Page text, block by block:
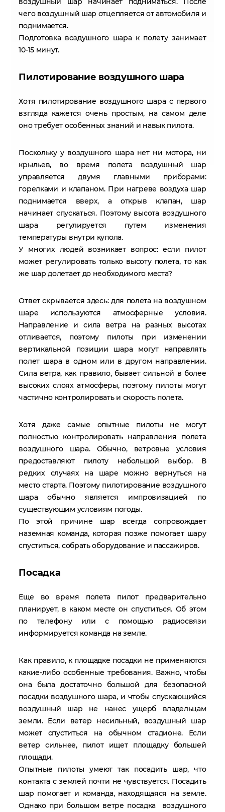
чего воздушный шар отцепляется от автомобиля и
поднимается.
Подготовка воздушного шара к полету занимает
10-15 минут.
Пилотирование воздушного шара
Хотя пилотирование воздушного шара с первого
взгляда кажется очень простым, на самом деле
оно требует особенных знаний и навык пилота.
Поскольку у воздушного шара нет ни мотора, ни
крыльев, во время полета воздушный шар
управляется двумя главными приборами:
горелками и клапаном. При нагреве воздуха шар
поднимается вверх, а открыв клапан, шар
начинает спускаться. Поэтому высота воздушного
шара регулируется путем изменения
температуры внутри купола.
У многих людей возникает вопрос: если пилот
может регулировать только высоту полета, то как
же шар долетает до необходимого места?
Ответ скрывается здесь: для полета на воздушном
шаре используются атмосферные условия.
Направление и сила ветра на разных высотах
отливается, поэтому пилоты при изменении
вертикальной позиции шара могут направлять
полет шара в одном или в другом направлении.
Сила ветра, как правило, бывает сильной в более
высоких слоях атмосферы, поэтому пилоты могут
частично контролировать и скорость полета.
Хотя даже самые опытные пилоты не могут
полностью контролировать направления полета
воздушного шара. Обычно, ветровые условия
предоставляют пилоту небольшой выбор. В
редких случаях на шаре можно вернуться на
место старта. Поэтому пилотирование воздушного
шара обычно является импровизацией по
существующим условиям погоды.
По этой причине шар всегда сопровождает
наземная команда, которая позже помогает шару
спуститься, собрать оборудование и пассажиров.
Посадка
Еще во время полета пилот предварительно
планирует, в каком месте он спуститься. Об этом
по телефону или с помощью радиосвязи
информируется команда на земле.
Как правило, к площадке посадки не применяются
какие-либо особенные требования. Важно, чтобы
она была достаточно большой для безопасной
посадки воздушного шара, и чтобы спускающийся
воздушный шар не нанес ущерб владельцам
земли. Если ветер несильный, воздушный шар
может спуститься на обычном стадионе. Если
ветер сильнее, пилот ищет площадку большей
площади.
Опытные пилоты умеют так посадить шар, что
контакта с землей почти не чувствуется. Посадить
шар помогает и команда, находящаяся на земле.
Однако при большом ветре посадка воздушного